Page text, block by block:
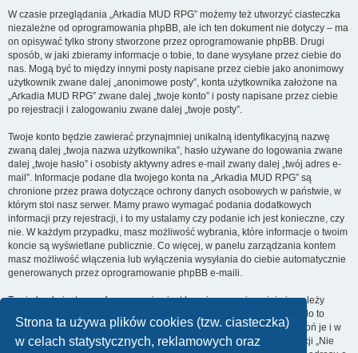
Strona ta używa plików cookies (tzw. ciasteczka)
w celach statystycznych, reklamowych oraz
W czasie przeglądania „Arkadia MUD RPG” możemy też utworzyć ciasteczka
niezależne od oprogramowania phpBB, ale ich ten dokument nie dotyczy – ma
on opisywać tylko strony stworzone przez oprogramowanie phpBB. Drugi
sposób, w jaki zbieramy informacje o tobie, to dane wysyłane przez ciebie do
nas. Mogą być to między innymi posty napisane przez ciebie jako anonimowy
użytkownik zwane dalej „anonimowe posty”, konta użytkownika założone na
„Arkadia MUD RPG” zwane dalej „twoje konto” i posty napisane przez ciebie
po rejestracji i zalogowaniu zwane dalej „twoje posty”.
Twoje konto będzie zawierać przynajmniej unikalną identyfikacyjną nazwę
zwaną dalej „twoja nazwa użytkownika”, hasło używane do logowania zwane
dalej „twoje hasło” i osobisty aktywny adres e-mail zwany dalej „twój adres e-
mail”. Informacje podane dla twojego konta na „Arkadia MUD RPG” są
chronione przez prawa dotyczące ochrony danych osobowych w państwie, w
którym stoi nasz serwer. Mamy prawo wymagać podania dodatkowych
informacji przy rejestracji, i to my ustalamy czy podanie ich jest konieczne, czy
nie. W każdym przypadku, masz możliwość wybrania, które informacje o twoim
koncie są wyświetlane publicznie. Co więcej, w panelu zarządzania kontem
masz możliwość włączenia lub wyłączenia wysyłania do ciebie automatycznie
generowanych przez oprogramowanie phpBB e-maili.
Twoje hasło jest zaszyfrowane, więc jest bezpieczne, niemniej nie należy
używać tego samego hasła na różnych witrynach internetowych. Hasło to
umożliwia dostęp do twojego konta na „Arkadia MUD RPG”, więc chroń je i w
żadnym wypadku nie podawajnikomu . Jeśli je zapomnisz, użyj funkcji „Nie